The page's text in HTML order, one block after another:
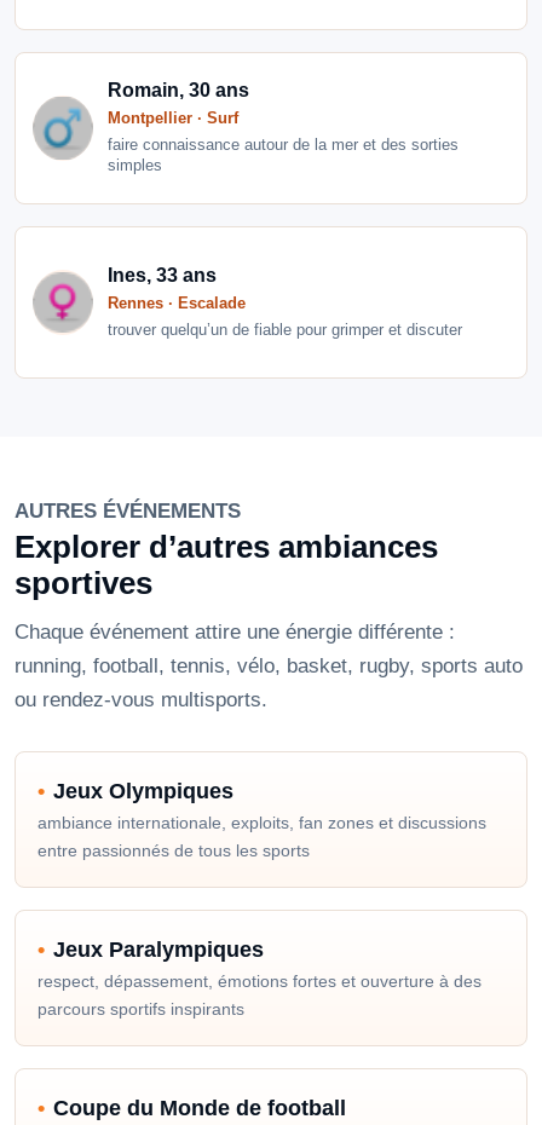
Romain, 30 ans
Montpellier · Surf
faire connaissance autour de la mer et des sorties
simples
Ines, 33 ans
Rennes · Escalade
trouver quelqu’un de fiable pour grimper et discuter
AUTRES ÉVÉNEMENTS
Explorer d’autres ambiances
sportives
Chaque événement attire une énergie différente :
running, football, tennis, vélo, basket, rugby, sports auto
ou rendez-vous multisports.
Jeux Olympiques
ambiance internationale, exploits, fan zones et discussions
entre passionnés de tous les sports
Jeux Paralympiques
respect, dépassement, émotions fortes et ouverture à des
parcours sportifs inspirants
Coupe du Monde de football